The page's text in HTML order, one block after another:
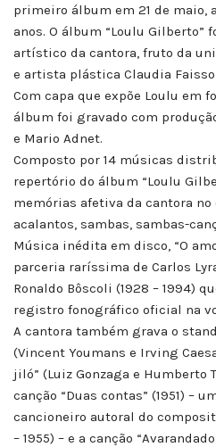
primeiro álbum em 21 de maio,
anos. O álbum “Loulu Gilberto”
artístico da cantora, fruto da
e artista plástica Claudia
Com capa que expõe Loulu em
álbum foi gravado com
e Mario Adnet.
Composto por 14 músicas
repertório do álbum “Loulu
memórias afetiva da cantora
acalantos, sambas, sambas-
Música inédita em disco, “O
parceria raríssima de Carlos
Ronaldo Bôscoli (1928 – 1994)
registro fonográfico oficial na
A cantora também grava o
(Vincent Youmans e Irving
jiló” (Luiz Gonzaga e Humberto
canção “Duas contas” (1951) –
cancioneiro autoral do
– 1955) – e a canção